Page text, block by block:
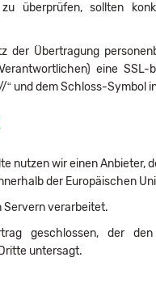
überprüfen, sollten
der Übertragung
eine SSL-
und dem Schloss-Symbol
nutzen wir einen Anbieter,
der Europäischen
Servern verarbeitet.
geschlossen, der
untersagt.